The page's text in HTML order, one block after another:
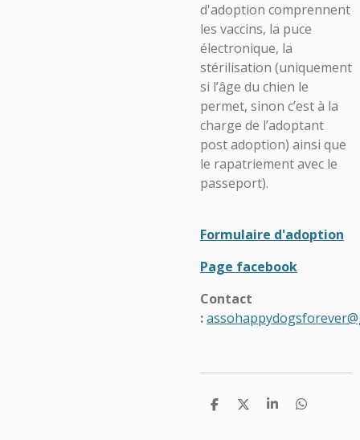
d'adoption comprennent
les vaccins, la puce
électronique, la
stérilisation (uniquement
si l’âge du chien le
permet, sinon c’est à la
charge de l’adoptant
post adoption) ainsi que
le rapatriement avec le
passeport).
Formulaire d'adoption
Page facebook
Contact
:
P
P
P
P